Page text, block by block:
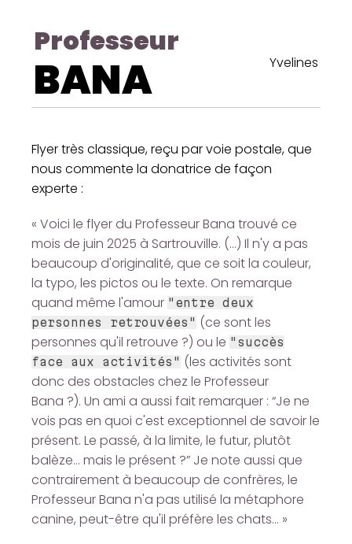
Professeur
BANA Yvelines
Flyer très classique, reçu par voie postale, que
nous commente la donatrice de façon
experte :
« Voici le flyer du Professeur Bana trouvé ce
mois de juin 2025 à Sartrouville. (…) Il n'y a pas
beaucoup d'originalité, que ce soit la couleur,
la typo, les pictos ou le texte. On remarque
quand même l'amour "entre deux
personnes retrouvées" (ce sont les
personnes qu'il retrouve ?) ou le "succès
face aux activités" (les activités sont
donc des obstacles chez le Professeur
Bana ?). Un ami a aussi fait remarquer : “Je ne
vois pas en quoi c'est exceptionnel de savoir le
présent. Le passé, à la limite, le futur, plutôt
balèze… mais le présent ?” Je note aussi que
contrairement à beaucoup de confrères, le
Professeur Bana n'a pas utilisé la métaphore
canine, peut-être qu'il préfère les chats… »